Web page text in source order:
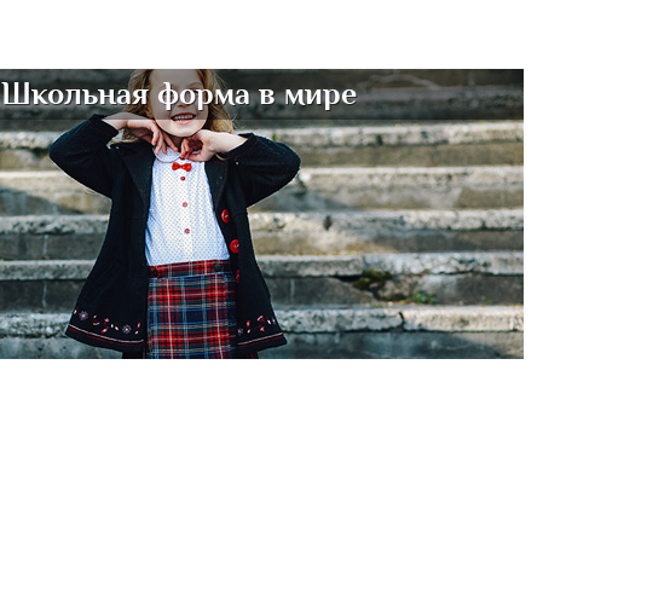
Школьная форма в мире